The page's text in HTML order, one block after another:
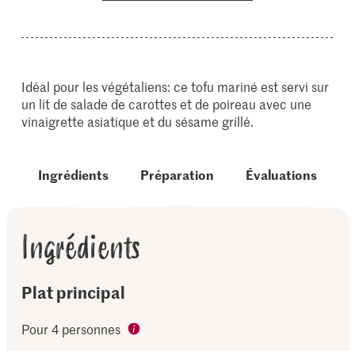
Idéal pour les végétaliens: ce tofu mariné est servi sur
un lit de salade de carottes et de poireau avec une
vinaigrette asiatique et du sésame grillé.
Ingrédients Préparation Évaluations
Ingrédients
Plat principal
Pour 4 personnes